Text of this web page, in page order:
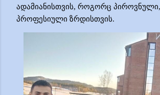
ადამიანისთვის, როგორც პიროვნული,
პროფესიული ზრდისთვის.